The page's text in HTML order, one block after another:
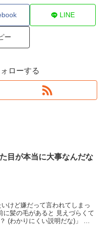
LINE
ー
ローする
目が本当に大事なんだな
けど嫌だって言われてしまっ
髪の毛があると 見えづらくて
(わかりにくい説明だな)」 っ